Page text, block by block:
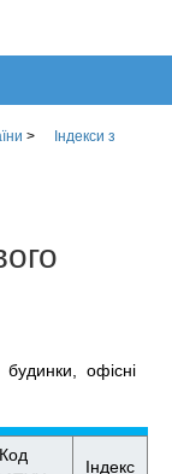
>
Індекси з
будинки, офісні
Код
Індекс